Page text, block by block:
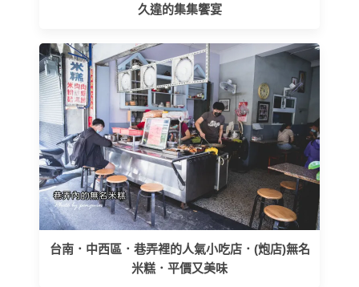
久違的集集饗宴
台南．中西區．巷弄裡的人氣小吃店．(炮店)無名
米糕．平價又美味